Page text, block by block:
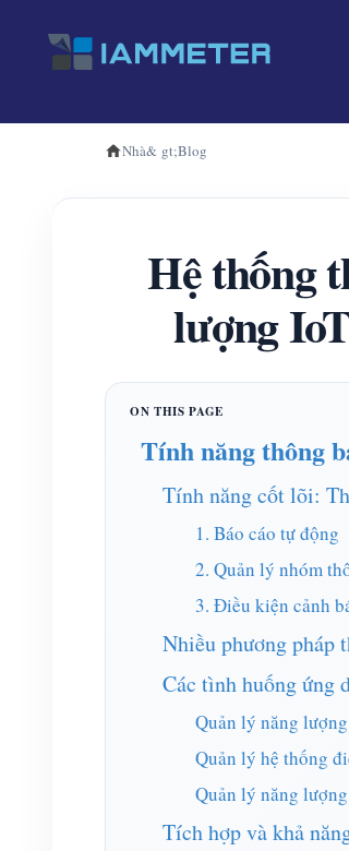
Nhà& gt;Blog
Hệ thống
lượng
Tính năng thông
Tính năng cốt lõi:
1. Báo cáo tự động
2. Quản lý nhóm
3. Điều kiện cảnh
Nhiều phương pháp
Các tình huống ứng
Quản lý năng
Quản lý hệ thống
Quản lý năng
Tích hợp và khả